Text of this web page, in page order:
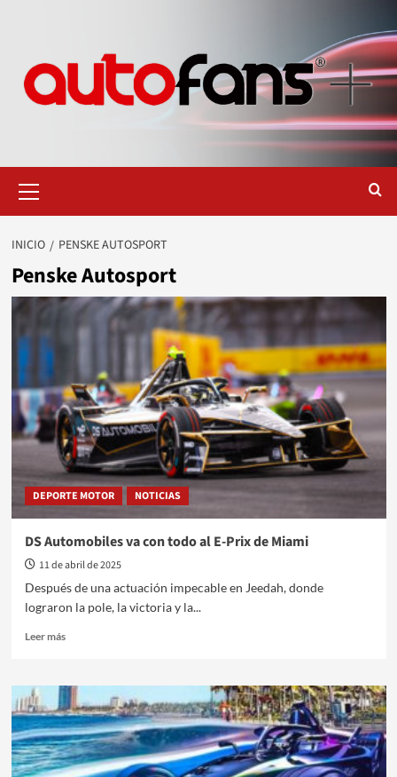
primario
INICIO PENSKE AUTOSPORT
Penske Autosport
DEPORTE MOTOR NOTICIAS
DS Automobiles va con todo al E-Prix de Miami
11 de abril de 2025
Después de una actuación impecable en Jeedah, donde
lograron la pole, la victoria y la...
Leer másLeer
DS
Automobiles
va
con
todo
al